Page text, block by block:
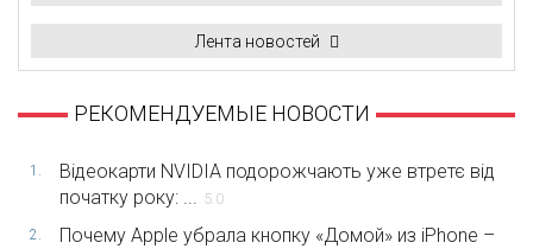
Лента новостей
РЕКОМЕНДУЕМЫЕ НОВОСТИ
1.
Відеокарти NVIDIA подорожчають уже втретє від
початку року: ... 5.0
2.
Почему Apple убрала кнопку «Домой» из iPhone –